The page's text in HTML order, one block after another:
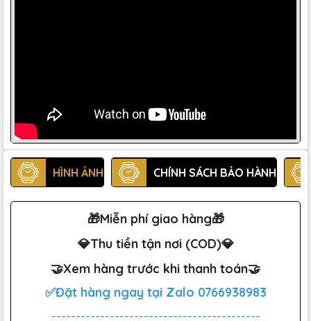
HÌNH ẢNH CHÍNH SÁCH BẢO HÀNH
🎁Miễn phí giao hàng🎁
💎Thu tiền tận nơi (COD)💎
🤝Xem hàng trước khi thanh toán🤝
✅Đặt hàng ngay tại Zalo 0766938983
-------------------------------------------